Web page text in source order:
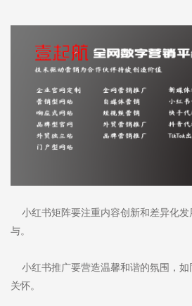
小红书矩阵要注重内容创新和差异化发
与。
小红书推广要营造温馨和谐的氛围，如
关怀。